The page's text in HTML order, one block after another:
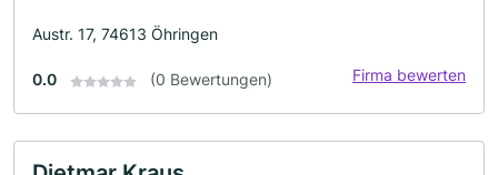
Austr. 17, 74613 Öhringen
0.0 (0 Bewertungen) Firma bewerten